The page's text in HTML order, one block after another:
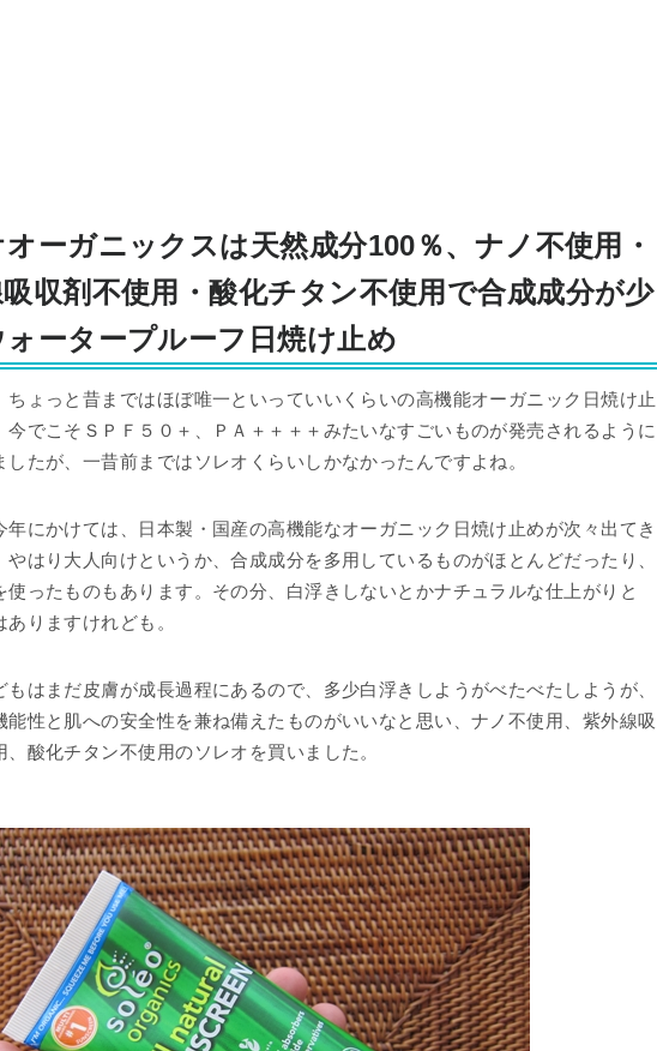
オーガニックスは天然成分100％、ナノ不使用・
収剤不使用・酸化チタン不使用で合成成分が少
ータープルーフ日焼け止め
ちょっと昔まではほぼ唯一といっていいくらいの高機能オーガニック日焼け止
今でこそＳＰＦ５０＋、ＰＡ＋＋＋＋みたいなすごいものが発売されるように
したが、一昔前まではソレオくらいしかなかったんですよね。
年にかけては、日本製・国産の高機能なオーガニック日焼け止めが次々出てき
やはり大人向けというか、合成成分を多用しているものがほとんどだったり、
使ったものもあります。その分、白浮きしないとかナチュラルな仕上がりと
ありますけれども。
もはまだ皮膚が成長過程にあるので、多少白浮きしようがべたべたしようが、
能性と肌への安全性を兼ね備えたものがいいなと思い、ナノ不使用、紫外線吸
、酸化チタン不使用のソレオを買いました。